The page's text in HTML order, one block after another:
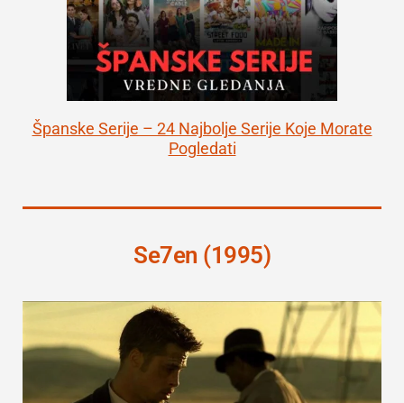
Španske Serije – 24 Najbolje Serije Koje Morate
Pogledati
Se7en (1995)